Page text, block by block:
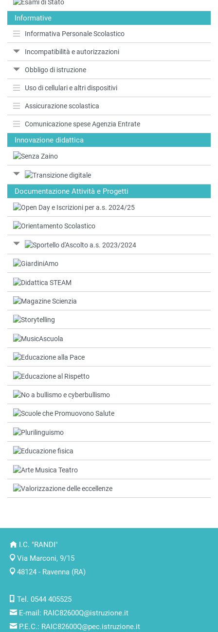
Informative
Informativa Personale Scolastico
Incompatibilità e autorizzazioni
Obbligo di istruzione
Uso di cellulari e altri dispositivi
Assicurazione scolastica
Comunicazione spese Agenzia Entrate
Innovazione didattica
Documentazione Attività e Progetti
I.C. "RANDI"
Via Marconi, 9/15
48124 - Ravenna (RA)
Tel. 0544 405525
E-mail: RAIC82600Q@istruzione.it
P.E.C.: RAIC82600Q@pec.istruzione.it